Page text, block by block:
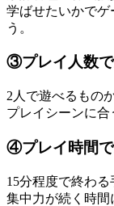
学ばせたいかでゲ
う。
③プレイ人数
2人で遊べるもの
プレイシーンに合
④プレイ時間
15分程度で終わる
集中力が続く時間